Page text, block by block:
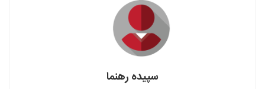
سپیده رهنما